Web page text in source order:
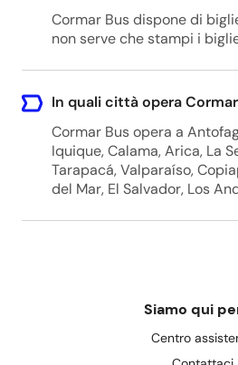
Cormar Bus dispone di
non serve che stampi i
In quali città opera
Cormar Bus opera a
Iquique, Calama, Arica, La
Tarapacá, Valparaíso,
del Mar, El Salvador, Los
Siamo qui
Centro